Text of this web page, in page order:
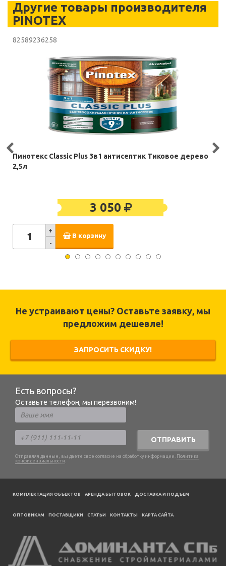
Другие товары производителя
PINOTEX
82589236258
Пинотекс Classic Plus 3в1 антисептик Тиковое дерево
2,5л
3 050
+
-
В корзину
Не устраивают цены? Оставьте заявку, мы
предложим дешевле!
ЗАПРОСИТЬ СКИДКУ!
Есть вопросы?
Оставьте телефон, мы перезвоним!
ОТПРАВИТЬ
Отправляя данные, вы даете свое согласие на обработку информации. Политика
конфиденциальности .
КОМПЛЕКТАЦИЯ ОБЪЕКТОВ АРЕНДА БЫТОВОК ДОСТАВКА И ПОДЪЕМ
ОПТОВИКАМ ПОСТАВЩИКИ CТАТЬИ КОНТАКТЫ КАРТА САЙТА